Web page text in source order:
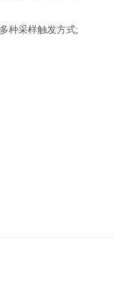
种采样触发方式;